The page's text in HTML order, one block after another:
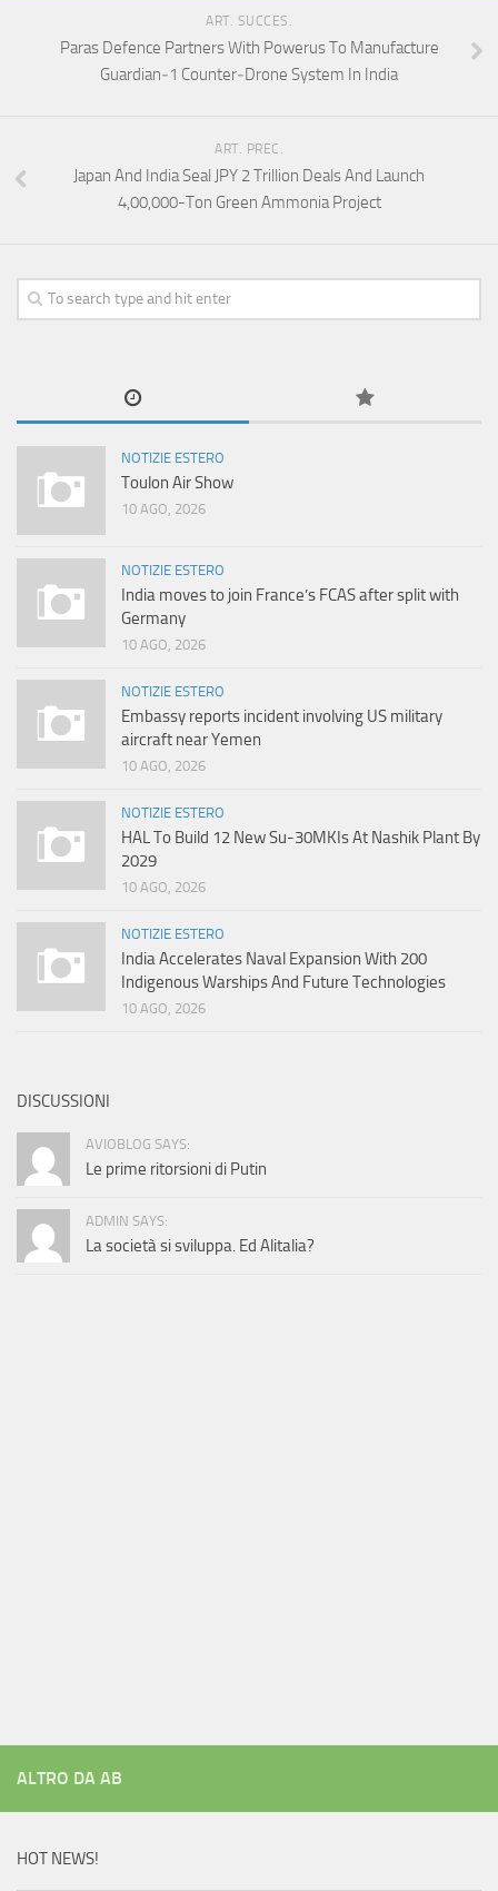
ART. SUCCES.
Paras Defence Partners With Powerus To Manufacture
Guardian‑1 Counter‑Drone System In India
ART. PREC.
Japan And India Seal JPY 2 Trillion Deals And Launch
4,00,000-Ton Green Ammonia Project
NOTIZIE ESTERO
Toulon Air Show
10 AGO, 2026
NOTIZIE ESTERO
India moves to join France’s FCAS after split with
Germany
10 AGO, 2026
NOTIZIE ESTERO
Embassy reports incident involving US military
aircraft near Yemen
10 AGO, 2026
NOTIZIE ESTERO
HAL To Build 12 New Su-30MKIs At Nashik Plant By
2029
10 AGO, 2026
NOTIZIE ESTERO
India Accelerates Naval Expansion With 200
Indigenous Warships And Future Technologies
10 AGO, 2026
DISCUSSIONI
AVIOBLOG SAYS:
Le prime ritorsioni di Putin
ADMIN SAYS:
La società si sviluppa. Ed Alitalia?
ALTRO DA AB
HOT NEWS!